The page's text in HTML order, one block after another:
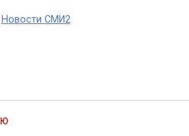
Новости СМИ2